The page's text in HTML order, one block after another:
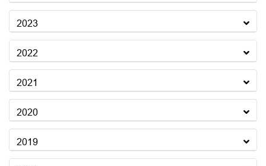
2023
2022
2021
2020
2019